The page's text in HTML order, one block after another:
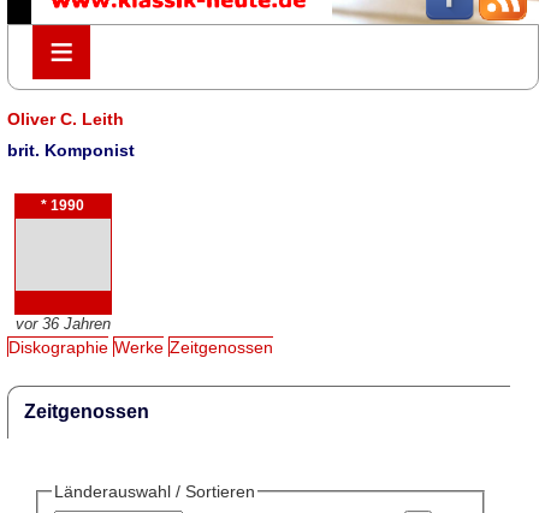
≡
≡
Oliver C. Leith
brit. Komponist
* 1990
vor 36 Jahren
Diskographie Werke Zeitgenossen
Zeitgenossen
Länderauswahl / Sortieren